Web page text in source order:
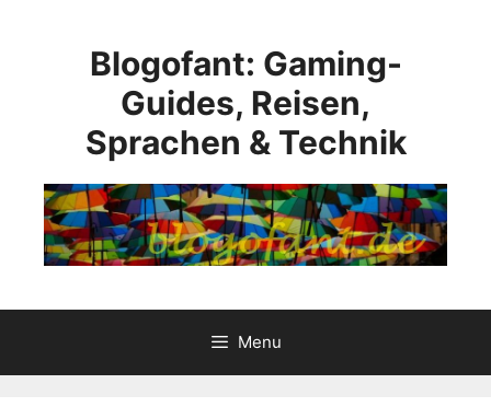
Blogofant: Gaming-
Guides, Reisen,
Sprachen & Technik
Menu